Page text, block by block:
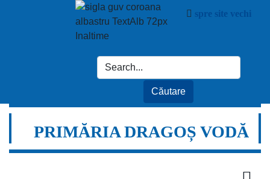
spre site vechi
PRIMĂRIA DRAGOȘ VODĂ